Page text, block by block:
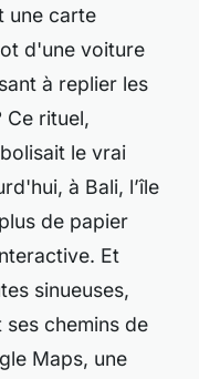
une carte
d'une voiture
à replier les
Ce rituel,
le vrai
à Bali, l’île
de papier
Et
sinueuses,
ses chemins de
Maps, une